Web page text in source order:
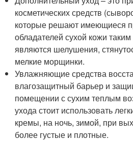
косметических средств
которые решают имеющиеся
обладателей сухой кожи
являются шелушения,
мелкие морщинки.
Увлажняющие средства
влагозащитный барьер и
помещении с сухим теплым
ухода стоит использовать
кремы, на ночь, зимой, при
более густые и плотные.